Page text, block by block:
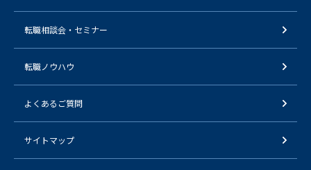
転職相談会・セミナー
転職ノウハウ
よくあるご質問
サイトマップ